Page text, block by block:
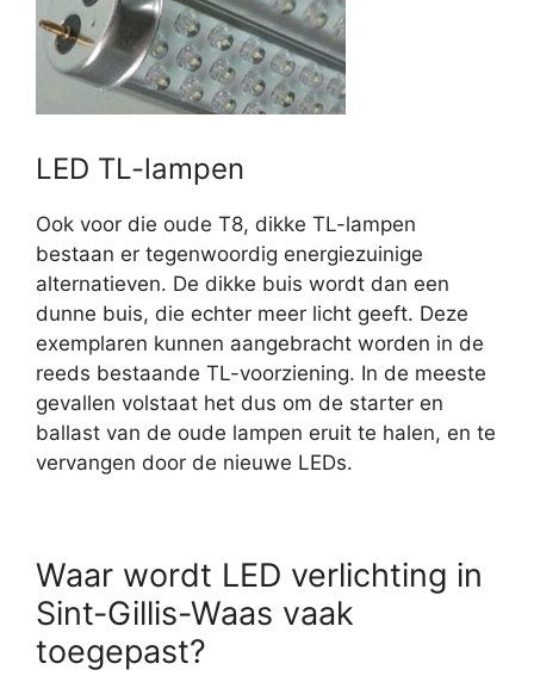
LED TL-lampen
Ook voor die oude T8, dikke TL-lampen
bestaan er tegenwoordig energiezuinige
alternatieven. De dikke buis wordt dan een
dunne buis, die echter meer licht geeft. Deze
exemplaren kunnen aangebracht worden in de
reeds bestaande TL-voorziening. In de meeste
gevallen volstaat het dus om de starter en
ballast van de oude lampen eruit te halen, en te
vervangen door de nieuwe LEDs.
Waar wordt LED verlichting in
Sint-Gillis-Waas vaak
toegepast?